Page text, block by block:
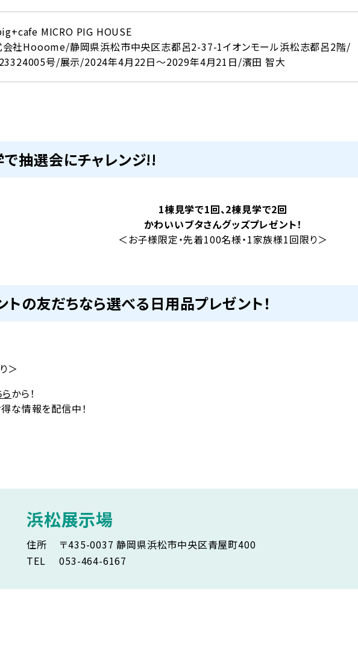
MICRO PIG HOUSE
会社Hooome/静岡県浜松市中央区志都呂2-37-1イオンモール浜松志都呂2階/
号/展示/2024年4月22日～2029年4月21日/濱田 智大
抽選会にチャレンジ!!
1棟見学で1回、2棟見学で2回
かわいいブタさんグッズプレゼント！
＜お子様限定・先着100名様・1家族様1回限り＞
の友だちなら選べる日用品プレゼント！
＞
から！
な情報を配信中！
浜松展示場
住所
〒435-0037 静岡県浜松市中央区青屋町400
TEL
053-464-6167